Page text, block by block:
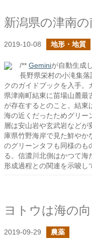
2019-10-08 地形・地質
/** Geminiが自動生成
長野県栄村の小滝集
クのガイドブックを入手。
県津南町結東に苗場山麓最
が存在するとのこと。結東
海の近くだったためグリー
層は安山岩や玄武岩など
庫県竹野海岸で見た鮮やか
のグリーンタフも同様のも
る。信濃川北側はかつて
形成過程との関連を示唆し
ヨトウは海の
2019-09-29 農薬